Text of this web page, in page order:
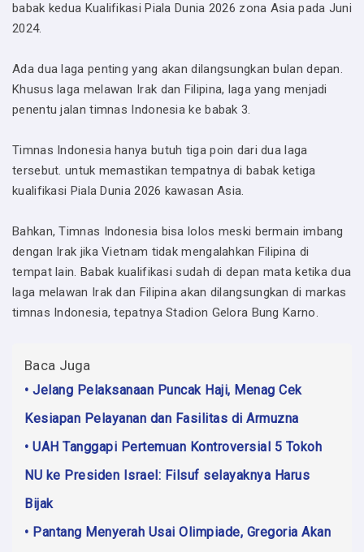
babak kedua Kualifikasi Piala Dunia 2026 zona Asia pada Juni
2024.
Ada dua laga penting yang akan dilangsungkan bulan depan.
Khusus laga melawan Irak dan Filipina, laga yang menjadi
penentu jalan timnas Indonesia ke babak 3.
Timnas Indonesia hanya butuh tiga poin dari dua laga
tersebut. untuk memastikan tempatnya di babak ketiga
kualifikasi Piala Dunia 2026 kawasan Asia.
Bahkan, Timnas Indonesia bisa lolos meski bermain imbang
dengan Irak jika Vietnam tidak mengalahkan Filipina di
tempat lain. Babak kualifikasi sudah di depan mata ketika dua
laga melawan Irak dan Filipina akan dilangsungkan di markas
timnas Indonesia, tepatnya Stadion Gelora Bung Karno.
Baca Juga
• Jelang Pelaksanaan Puncak Haji, Menag Cek
Kesiapan Pelayanan dan Fasilitas di Armuzna
• UAH Tanggapi Pertemuan Kontroversial 5 Tokoh
NU ke Presiden Israel: Filsuf selayaknya Harus
Bijak
• Pantang Menyerah Usai Olimpiade, Gregoria Akan